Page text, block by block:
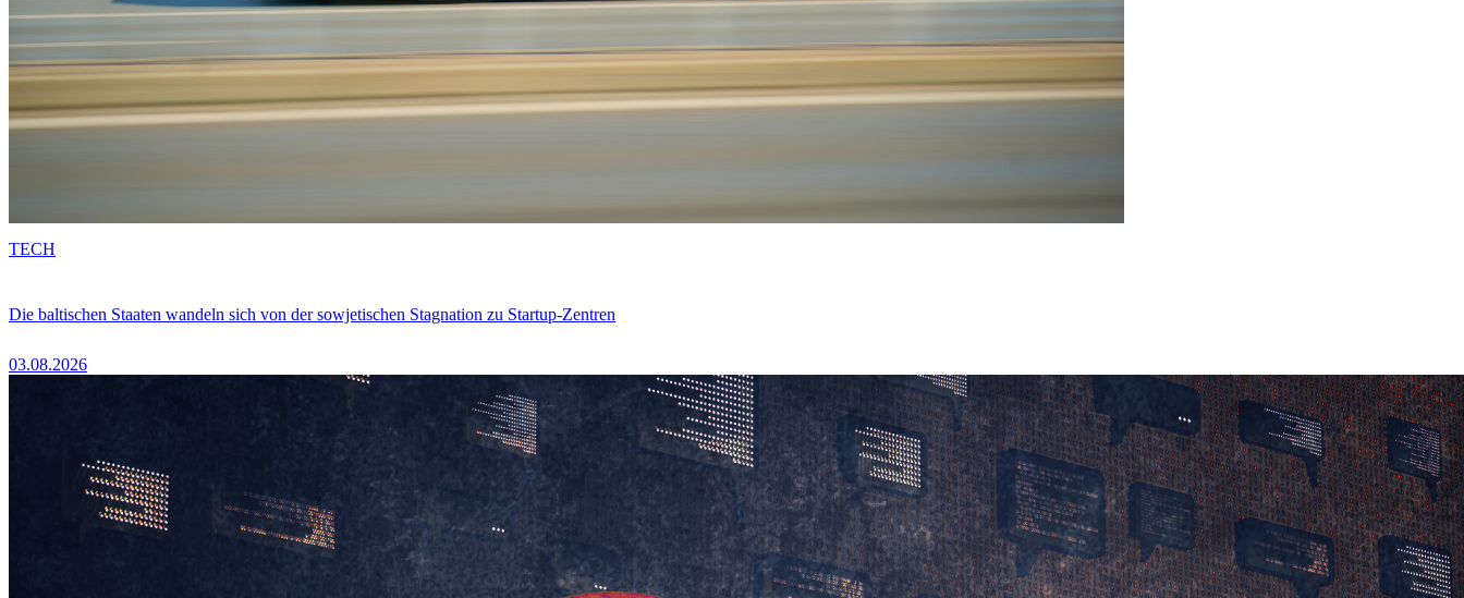
Die baltischen Staaten wandeln sich von der sowjetischen Stagnation zu Startup-Zentren
03.08.2026
TECH